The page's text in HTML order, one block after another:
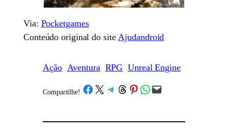
Via: Pocketgames
Conteúdo original do site Ajudandroid
Ação Aventura RPG Unreal Engine
Compartilhe! /Share on Facebook
Share on X Share on Telegram
Share on Threads
Share on Pinterest
Share on WhatsApp
Email this Page